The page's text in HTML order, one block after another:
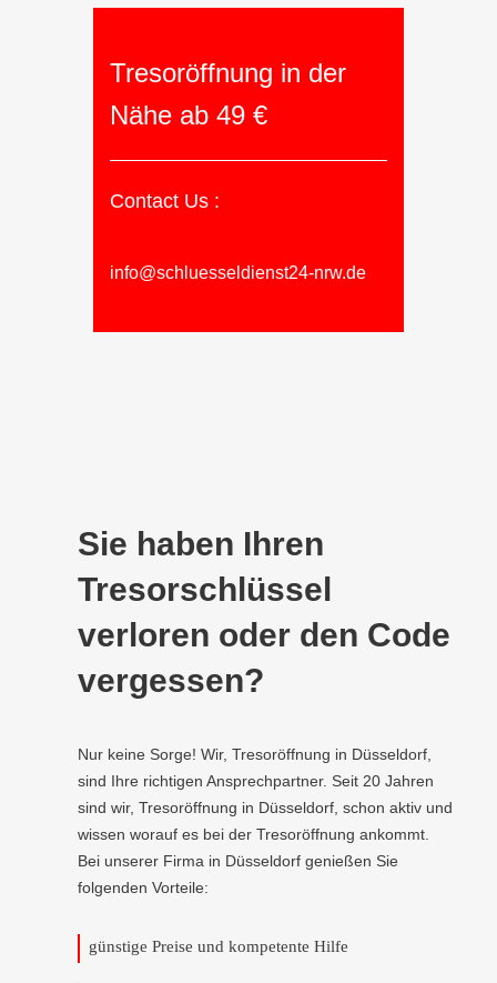
Tresoröffnung in der
Nähe ab 49 €
Contact Us :
info@schluesseldienst24-nrw.de
Sie haben Ihren
Tresorschlüssel
verloren oder den Code
vergessen?
Nur keine Sorge! Wir, Tresoröffnung in Düsseldorf,
sind Ihre richtigen Ansprechpartner. Seit 20 Jahren
sind wir, Tresoröffnung in Düsseldorf, schon aktiv und
wissen worauf es bei der Tresoröffnung ankommt.
Bei unserer Firma in Düsseldorf genießen Sie
folgenden Vorteile:
günstige Preise und kompetente Hilfe